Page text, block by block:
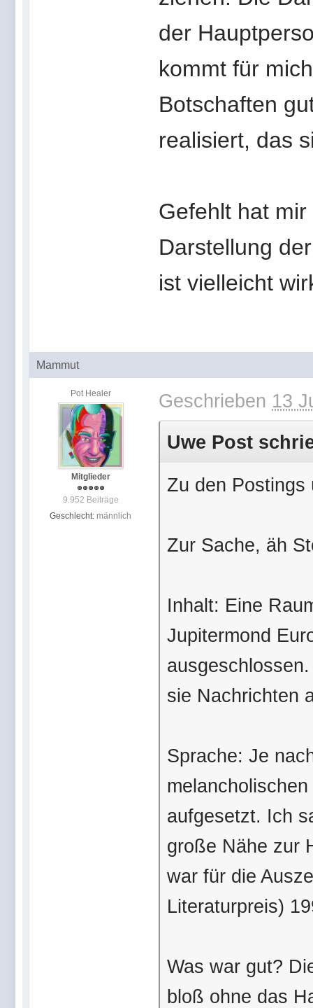
der
kommt für
Botschaften
realisiert, das
Gefehlt hat
Darstellung
ist vielleicht
Mammut
Pot Healer
Mitglieder
9.952 Beiträge
Geschlecht: männlich
Geschrieben 13
Uwe Post
Zu den Postings
Zur Sache, äh
Inhalt: Eine
Jupitermond
sie Nachrichten
Sprache: Je
aufgesetzt. Ich
große Nähe zur
war für die
Literaturpreis)
Was war gut?
bloß ohne das